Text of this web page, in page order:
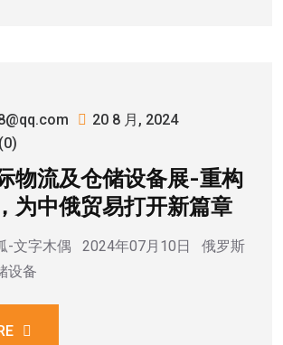
20 8 月, 2024
物流及仓储设备展-重构
为中俄贸易打开新篇章
-文字木偶 2024年07月10日 俄罗斯
设备